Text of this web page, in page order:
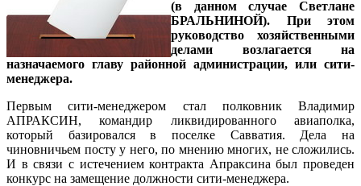
(в данном случае Светлане
БРАЛЬНИНОЙ). При этом
руководство хозяйственными
делами возлагается на
назначаемого главу районной администрации, или сити-
менеджера.
Первым сити-менеджером стал полковник Владимир
АПРАКСИН, командир ликвидированного авиаполка,
который базировался в поселке Савватия. Дела на
чиновничьем посту у него, по мнению многих, не сложились.
И в связи с истечением контракта Апраксина был проведен
конкурс на замещение должности сити-менеджера.